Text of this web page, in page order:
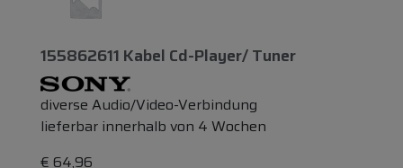
155862611 Kabel Cd-Player/ Tuner
diverse Audio/Video-Verbindung
lieferbar innerhalb von 4 Wochen
€ 64,96